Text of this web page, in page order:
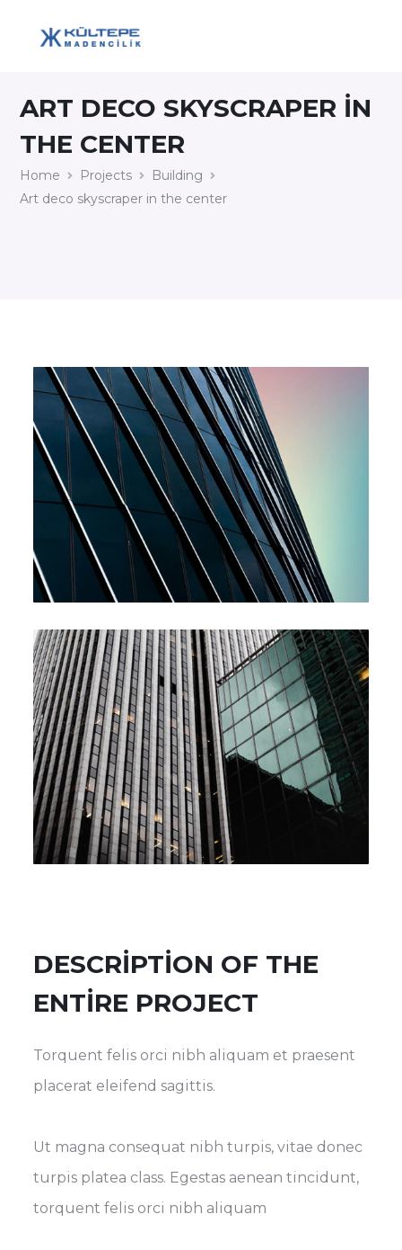
ART DECO SKYSCRAPER IN
THE CENTER
Home Projects
Building
Art deco skyscraper in the center
DESCRIPTION OF THE
ENTIRE PROJECT
Torquent felis orci nibh aliquam et praesent
placerat eleifend sagittis.
Ut magna consequat nibh turpis, vitae donec
turpis platea class. Egestas aenean tincidunt,
torquent felis orci nibh aliquam